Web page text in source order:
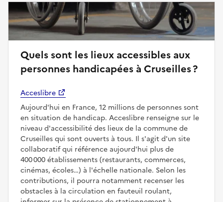
Quels sont les lieux accessibles aux
personnes handicapées à Cruseilles ?
Acceslibre
Aujourd'hui en France, 12 millions de personnes sont
en situation de handicap. Acceslibre renseigne sur le
niveau d'accessibilité des lieux de la commune de
Cruseilles qui sont ouverts à tous. Il s'agit d'un site
collaboratif qui référence aujourd'hui plus de
400 000 établissements (restaurants, commerces,
cinémas, écoles…) à l'échelle nationale. Selon les
contributions, il pourra notamment recenser les
obstacles à la circulation en fauteuil roulant,